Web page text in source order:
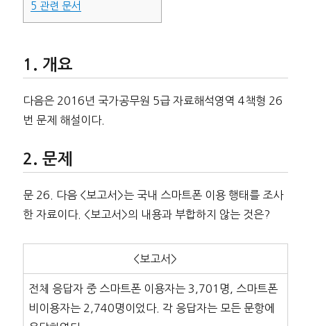
5 관련 문서
개요
다음은 2016년 국가공무원 5급 자료해석영역 4책형 26
번 문제 해설이다.
문제
문 26. 다음 <보고서>는 국내 스마트폰 이용 행태를 조사
한 자료이다. <보고서>의 내용과 부합하지 않는 것은?
<보고서>
전체 응답자 중 스마트폰 이용자는 3,701명, 스마트폰
비이용자는 2,740명이었다. 각 응답자는 모든 문항에